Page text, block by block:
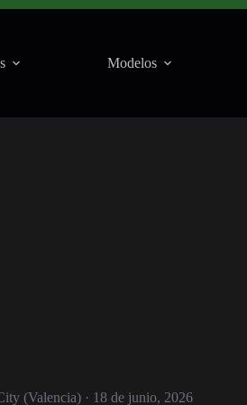
Modelos
(Valencia) · 18 de junio, 2026
(Valencia) · 18 de junio, 2026